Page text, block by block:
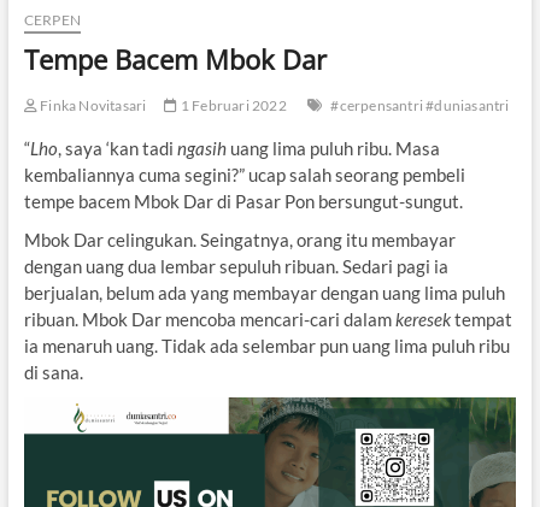
CERPEN
Tempe Bacem Mbok Dar
Finka Novitasari 1 Februari 2022 #cerpensantri #duniasantri
“Lho, saya ‘kan tadi ngasihuang lima puluh ribu. Masa
kembaliannya cuma segini?” ucap salah seorang pembeli
tempe bacem Mbok Dar di Pasar Pon bersungut-sungut.
Mbok Dar celingukan. Seingatnya, orang itu membayar
dengan uang dua lembar sepuluh ribuan. Sedari pagi ia
berjualan, belum ada yang membayar dengan uang lima puluh
ribuan. Mbok Dar mencoba mencari-cari dalamkeresektempat
ia menaruh uang. Tidak ada selembar pun uang lima puluh ribu
di sana.